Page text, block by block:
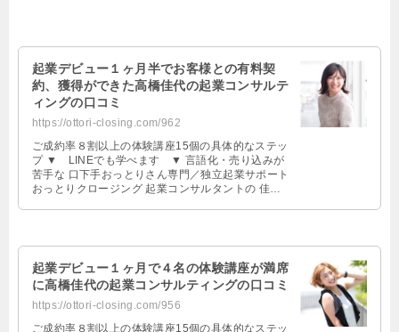
起業デビュー１ヶ月半でお客様との有料契
約、獲得ができた高橋佳代の起業コンサルテ
ィングの口コミ
https://ottori-closing.com/962
ご成約率８割以上の体験講座15個の具体的なステッ
プ ▼ LINEでも学べます ▼ 言語化・売り込みが
苦手な 口下手おっとりさん専門／独立起業サポート
おっとりクロージング 起業コンサルタントの 佳代
起業デビュー１ヶ月で４名の体験講座が満席
に高橋佳代の起業コンサルティングの口コミ
https://ottori-closing.com/956
ご成約率８割以上の体験講座15個の具体的なステッ